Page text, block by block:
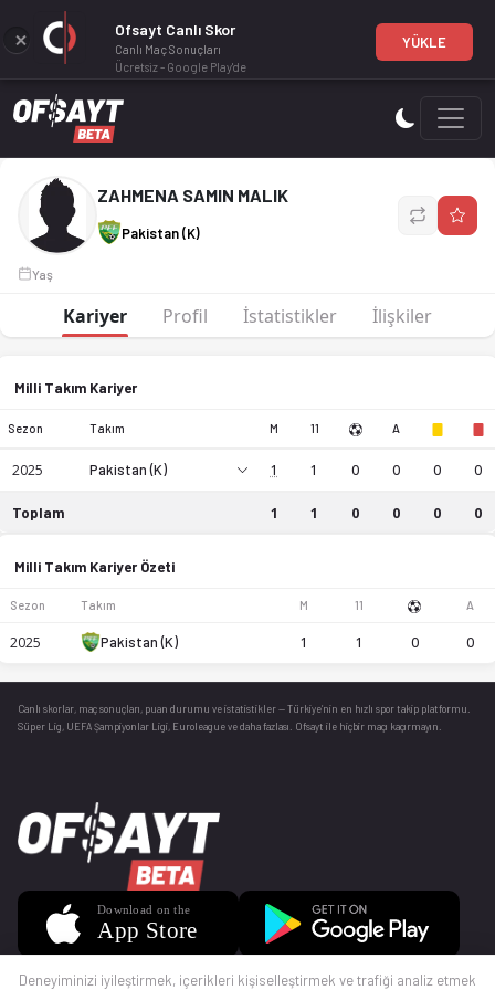
ZAHMENA SAMIN MALIK, profesyonel bir futbol
ZAHMENA SAMIN MALIK, profesyonel bir futbol
ZAHMENA SAMIN MALIK
Pakistan (K)
Yaş
Kariyer Profil İstatistikler İlişkiler
Milli Takım Kariyer
Sezon Takım M 11 A
2025 Pakistan (K) 1 1 0 0 0 0
Toplam 1 1 0 0 0 0
Milli Takım Kariyer Özeti
Sezon Takım M 11 A
2025 Pakistan (K) 1 1 0 0
Canlı skorlar , maç sonuçları, puan durumu ve istatistikler — Türkiye’nin en hızlı spor takip platformu.
Süper Lig, UEFA Şampiyonlar Ligi, Euroleague ve daha fazlası. Ofsayt ile hiçbir maçı kaçırmayın.
Deneyiminizi iyileştirmek, içerikleri kişiselleştirmek ve trafiği analiz etmek
Ofsayt Canlı Skor
Canlı Maç Sonuçları
Ücretsiz - Google Play'de
YÜKLE